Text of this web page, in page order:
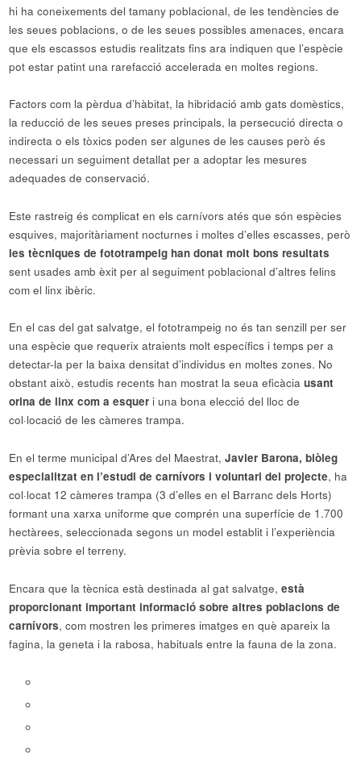
hi ha coneixements del tamany poblacional, de les tendències de
les seues poblacions, o de les seues possibles amenaces, encara
que els escassos estudis realitzats fins ara indiquen que l’espècie
pot estar patint una rarefacció accelerada en moltes regions.
Factors com la pèrdua d’hàbitat, la hibridació amb gats domèstics,
la reducció de les seues preses principals, la persecució directa o
indirecta o els tòxics poden ser algunes de les causes però és
necessari un seguiment detallat per a adoptar les mesures
adequades de conservació.
Este rastreig és complicat en els carnívors atés que són espècies
esquives, majoritàriament nocturnes i moltes d’elles escasses, però
les tècniques de fototrampeig han donat molt bons resultats
sent usades amb èxit per al seguiment poblacional d’altres felins
com el linx ibèric.
En el cas del gat salvatge, el fototrampeig no és tan senzill per ser
una espècie que requerix atraients molt específics i temps per a
detectar-la per la baixa densitat d’individus en moltes zones. No
obstant això, estudis recents han mostrat la seua eficàciausant
orina de linx com a esquer i una bona elecció del lloc de
col·locació de les càmeres trampa.
En el terme municipal d’Ares del Maestrat,Javier Barona, biòleg
especialitzat en l’estudi de carnívors i voluntari del projecte, ha
col·locat 12 càmeres trampa (3 d’elles en el Barranc dels Horts)
formant una xarxa uniforme que comprén una superfície de 1.700
hectàrees, seleccionada segons un model establit i l’experiència
prèvia sobre el terreny.
Encara que la tècnica està destinada al gat salvatge,està
proporcionant important informació sobre altres poblacions de
carnívors, com mostren les primeres imatges en què apareix la
fagina, la geneta i la rabosa, habituals entre la fauna de la zona.